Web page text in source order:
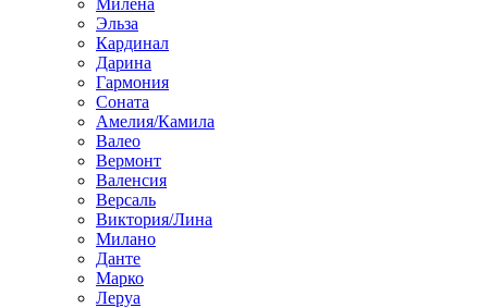
Милена
Эльза
Кардинал
Дарина
Гармония
Соната
Амелия/Камила
Валео
Вермонт
Валенсия
Версаль
Виктория/Лина
Милано
Данте
Марко
Леруа